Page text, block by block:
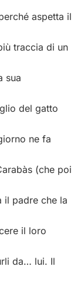
aspetta il
traccia di un
sua
del gatto
ne fa
(che poi
il padre che la
il loro
da… lui. Il